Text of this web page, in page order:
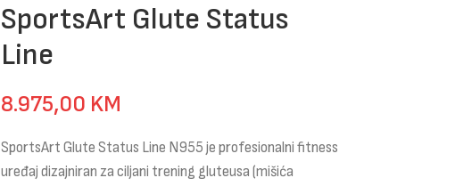
SportsArt Glute Status
Line
8.975,00 KM
SportsArt Glute Status Line N955 je profesionalni fitness
uređaj dizajniran za ciljani trening gluteusa (mišića